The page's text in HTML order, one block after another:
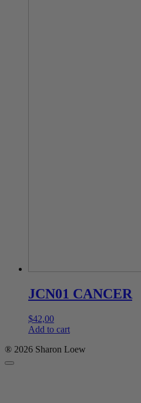
JCN01 CANCER
$42,00
Add to cart
® 2026 Sharon Loew